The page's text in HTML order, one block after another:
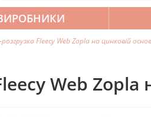
Fleecy Web Zopla на цинковій
Web